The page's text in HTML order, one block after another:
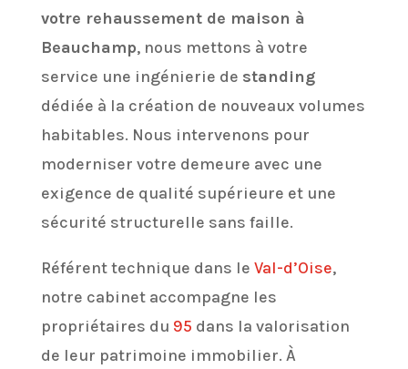
votre rehaussement de maison à
Beauchamp, nous mettons à votre
service une ingénierie de standing
dédiée à la création de nouveaux volumes
habitables. Nous intervenons pour
moderniser votre demeure avec une
exigence de qualité supérieure et une
sécurité structurelle sans faille.
Référent technique dans le Val-d’Oise,
notre cabinet accompagne les
propriétaires du 95 dans la valorisation
de leur patrimoine immobilier. À